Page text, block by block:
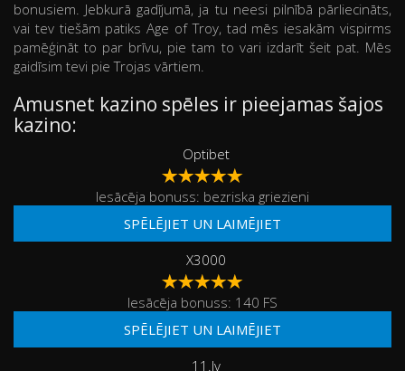
bonusiem. Jebkurā gadījumā, ja tu neesi pilnībā pārliecināts,
vai tev tiešām patiks Age of Troy, tad mēs iesakām vispirms
pamēģināt to par brīvu, pie tam to vari izdarīt šeit pat. Mēs
gaidīsim tevi pie Trojas vārtiem.
Amusnet kazino spēles ir pieejamas šajos
kazino:
Optibet
Iesācēja bonuss: bezriska griezieni
SPĒLĒJIET UN LAIMĒJIET
X3000
Iesācēja bonuss: 140 FS
SPĒLĒJIET UN LAIMĒJIET
11.lv